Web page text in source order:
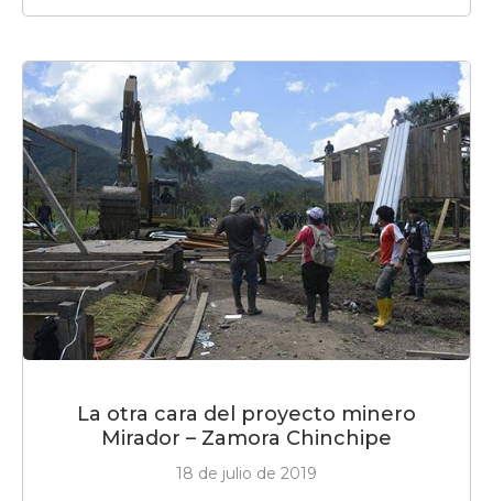
La otra cara del proyecto minero
Mirador – Zamora Chinchipe
18 de julio de 2019